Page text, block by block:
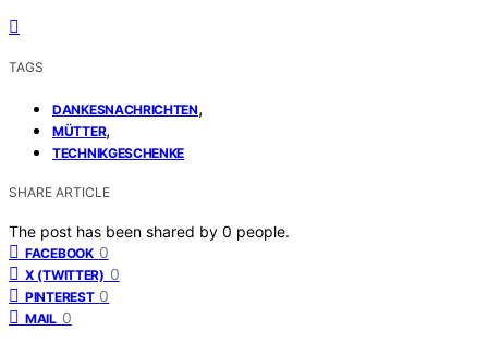
TAGS
DANKESNACHRICHTEN,
MÜTTER,
TECHNIKGESCHENKE
SHARE ARTICLE
The post has been shared by 0 people.
FACEBOOK 0
X (TWITTER) 0
PINTEREST 0
MAIL 0